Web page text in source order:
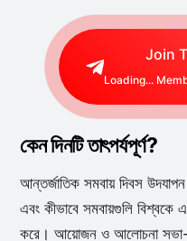
Join
Loading...
কেন দিনটি তাৎপর্যপূর্ণ?
আন্তর্জাতিক সমবায় দিবস
এবং কীভাবে সমবায়গুলি বিশ্বকে
করে। আয়োজন ও আলোচনা সভা-